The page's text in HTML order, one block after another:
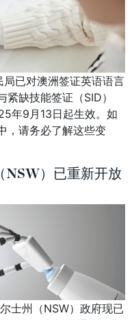
已对澳洲签证英语语言
缺技能签证（SID）
年9月13日起生效。如
，请务必了解这些变
NSW）已重新开放
士州（NSW）政府现已